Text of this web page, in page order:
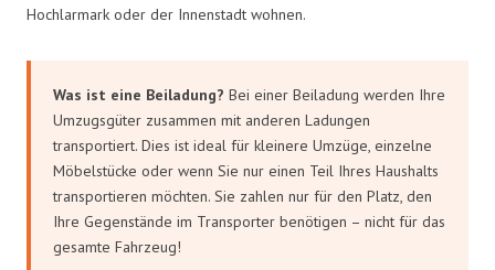
Hochlarmark oder der Innenstadt wohnen.
Was ist eine Beiladung? Bei einer Beiladung werden Ihre
Umzugsgüter zusammen mit anderen Ladungen
transportiert. Dies ist ideal für kleinere Umzüge, einzelne
Möbelstücke oder wenn Sie nur einen Teil Ihres Haushalts
transportieren möchten. Sie zahlen nur für den Platz, den
Ihre Gegenstände im Transporter benötigen – nicht für das
gesamte Fahrzeug!